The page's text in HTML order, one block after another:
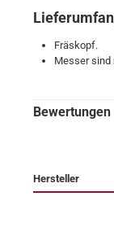
Fräskopf.
Messer sind
Bewertungen
Hersteller